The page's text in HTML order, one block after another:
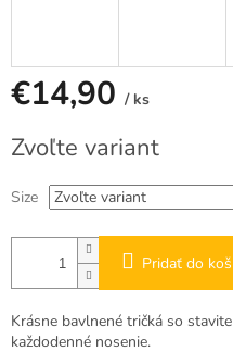
€14,90 / ks
cena:
Zvoľte variant
Size
Pridať do
Krásne bavlnené tričká so
každodenné nosenie.